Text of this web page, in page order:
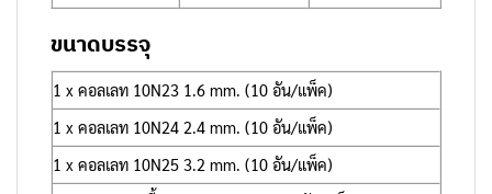
ขนาดบรรจุ
1 x คอลเลท 10N23 1.6 mm. (10 อัน/แพ็ค)
1 x คอลเลท 10N24 2.4 mm. (10 อัน/แพ็ค)
1 x คอลเลท 10N25 3.2 mm. (10 อัน/แพ็ค)